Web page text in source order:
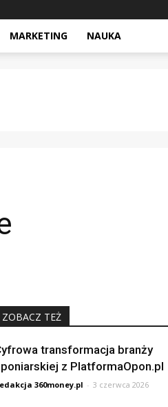
MARKETING NAUKA
ZOBACZ TEŻ
transformacja branży
z PlatformaOpon.pl
360money.pl - 3 czerwca 2026